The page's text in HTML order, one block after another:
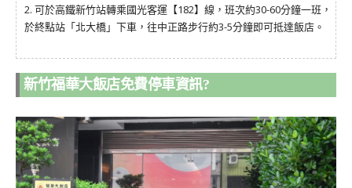
2. 可於高鐵新竹站轉乘國光客運【182】線，班次約30-60分鐘一班，
於終點站「北大橋」下車，往中正路步行約3-5分鐘即可抵達飯店。
新竹福華大飯店免費停車資訊?